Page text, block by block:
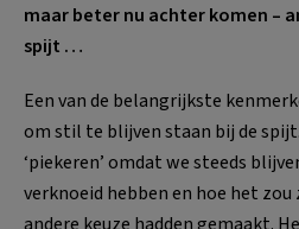
maar beter nu achter komen –
spijt …
Een van de belangrijkste
om stil te blijven staan bij de
‘piekeren’ omdat we steeds
verknoeid hebben en hoe het